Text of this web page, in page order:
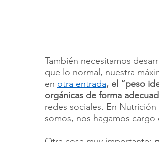
También necesitamos
que lo normal, nuestra
en otra entrada, el “peso
orgánicas de forma
redes sociales. En
somos, nos hagamos cargo